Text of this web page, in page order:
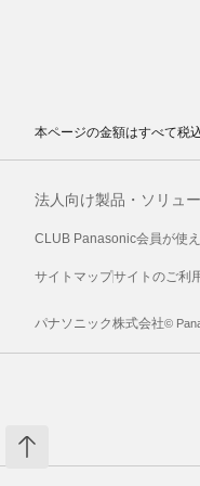
本ページの金額はすべて税
法人向け製品・ソリュ
CLUB Panasonic会員が使
サイトマップサイトのご利
パナソニック株式会社©